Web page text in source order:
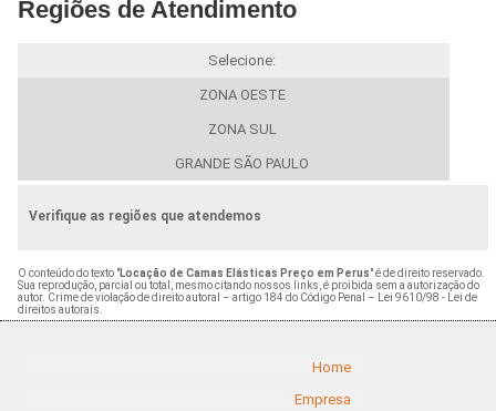
Regiões de Atendimento
Selecione:
ZONA OESTE
ZONA SUL
GRANDE SÃO PAULO
Verifique as regiões que atendemos
O conteúdo do texto "Locação de Camas Elásticas Preço em Perus" é de direito reservado.
Sua reprodução, parcial ou total, mesmo citando nossos links, é proibida sem a autorização do
autor. Crime de violação de direito autoral – artigo 184 do Código Penal –
Lei 9610/98 - Lei de
direitos autorais
Home
Empresa